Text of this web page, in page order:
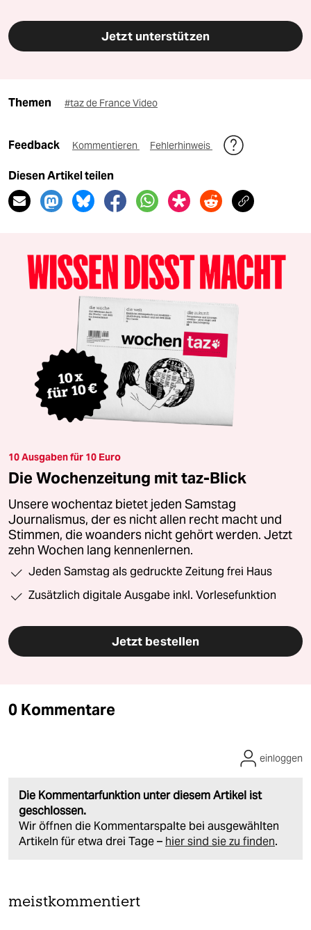
Jetzt unterstützen
Themen #taz de France Video
Feedback Kommentieren Fehlerhinweis
Diesen Artikel teilen
10 Ausgaben für 10 Euro
Die Wochenzeitung mit taz-Blick
Unsere wochentaz bietet jeden Samstag
Journalismus, der es nicht allen recht macht und
Stimmen, die woanders nicht gehört werden. Jetzt
zehn Wochen lang kennenlernen.
Jeden Samstag als gedruckte Zeitung frei Haus
Zusätzlich digitale Ausgabe inkl. Vorlesefunktion
Jetzt bestellen
0 Kommentare
Die Kommentarfunktion unter diesem Artikel ist
geschlossen.
Wir öffnen die Kommentarspalte bei ausgewählten
Artikeln für etwa drei Tage – hier sind sie zu finden.
einloggen
meistkommentiert